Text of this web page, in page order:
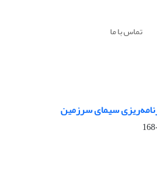
تماس با ما
سیمای سرزمین